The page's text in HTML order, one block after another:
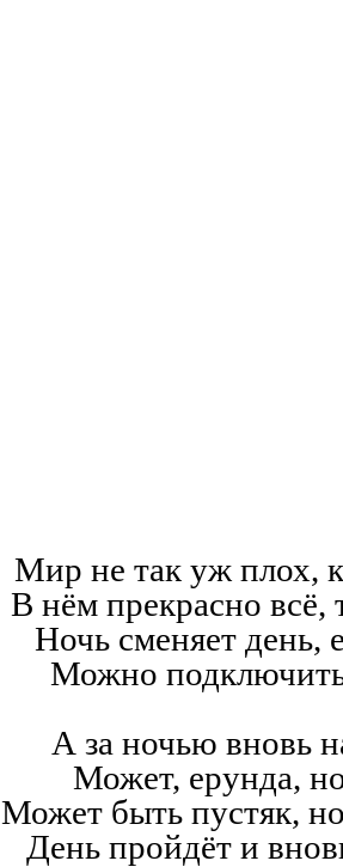
Мир не так уж плох,
В нём прекрасно всё,
Ночь сменяет день,
Можно
А за ночью вновь
Может, ерунда,
Может быть пустяк,
День пройдёт и